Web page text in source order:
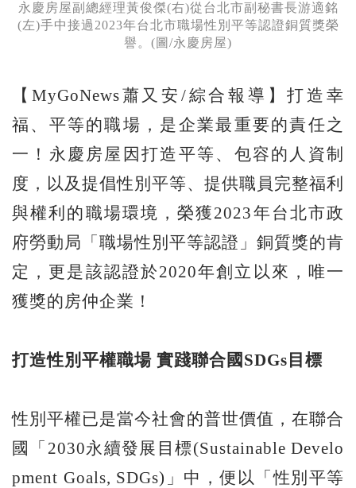
永慶房屋副總經理黃俊傑(右)從台北市副秘書長游適銘
(左)手中接過2023年台北市職場性別平等認證銅質獎榮
譽。(圖/永慶房屋)
【MyGoNews蕭又安/綜合報導】打造幸
福、平等的職場，是企業最重要的責任之
一！永慶房屋因打造平等、包容的人資制
度，以及提倡性別平等、提供職員完整福利
與權利的職場環境，榮獲2023年台北市政
府勞動局「職場性別平等認證」銅質獎的肯
定，更是該認證於2020年創立以來，唯一
獲獎的房仲企業！
打造性別平權職場 實踐聯合國SDGs目標
性別平權已是當今社會的普世價值，在聯合
國「2030永續發展目標(Sustainable Develo
pment Goals, SDGs)」中，便以「性別平等